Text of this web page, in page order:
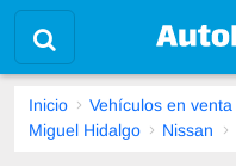
Inicio Vehículos en venta
Miguel Hidalgo
Nissan